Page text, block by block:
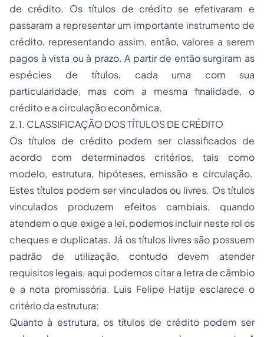
de crédito. Os títulos de crédito se efetivaram e
passaram a representar um importante instrumento de
crédito, representando assim, então, valores a serem
pagos à vista ou à prazo. A partir de então surgiram as
espécies de títulos, cada uma com sua
particularidade, mas com a mesma finalidade, o
crédito e a circulação econômica.
2.1. CLASSIFICAÇÃO DOS TÍTULOS DE CRÉDITO
Os títulos de crédito podem ser classificados de
acordo com determinados critérios, tais como
modelo, estrutura, hipóteses, emissão e circulação.
Estes títulos podem ser vinculados ou livres. Os títulos
vinculados produzem efeitos cambiais, quando
atendem o que exige a lei, podemos incluir neste rol os
cheques e duplicatas. Já os títulos livres são possuem
padrão de utilização, contudo devem atender
requisitos legais, aqui podemos citar a letra de câmbio
e a nota promissória. Luis Felipe Hatije esclarece o
critério da estrutura:
Quanto à estrutura, os títulos de crédito podem ser